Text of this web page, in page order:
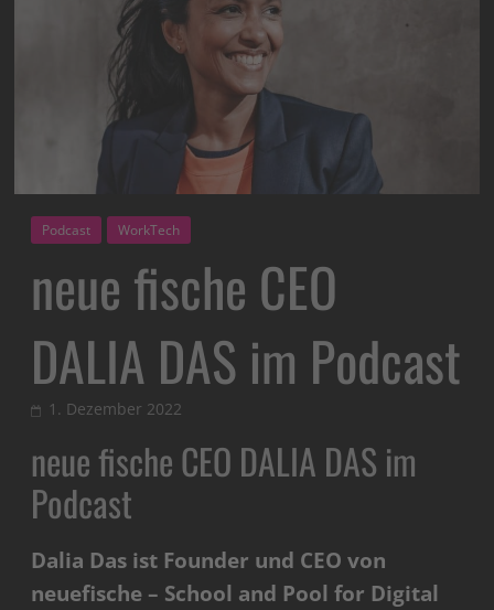
Podcast WorkTech
neue fische CEO
DALIA DAS im Podcast
1. Dezember 2022
neue fische CEO DALIA DAS im
Podcast
Dalia Das ist Founder und CEO von
neuefische – School and Pool for Digital